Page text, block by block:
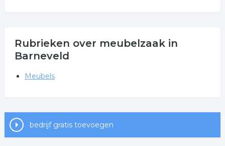
Rubrieken over meubelzaak in
Barneveld
Meubels
bedrijf gratis toevoegen